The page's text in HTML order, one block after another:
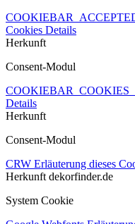
Cookies Details
Herkunft
Consent-Modul
Details
Herkunft
Consent-Modul
CRW Erläuterung dieses
Herkunft dekorfinder.de
System Cookie